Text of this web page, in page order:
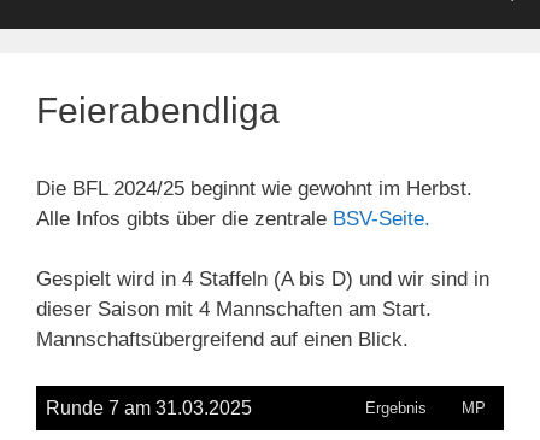
Feierabendliga
Die BFL 2024/25 beginnt wie gewohnt im Herbst.
Alle Infos gibts über die zentrale BSV-Seite.
Gespielt wird in 4 Staffeln (A bis D) und wir sind in
dieser Saison mit 4 Mannschaften am Start.
Mannschaftsübergreifend auf einen Blick.
Runde 7 am 31.03.2025 Ergebnis MP